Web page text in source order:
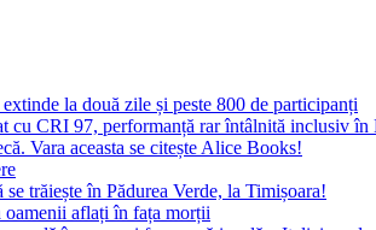
la două zile și peste 800 de participanți
cu CRI 97, performanță rar întâlnită inclusiv în
Vara aceasta se citește Alice Books!
trăiește în Pădurea Verde, la Timișoara!
aflați în fața morții